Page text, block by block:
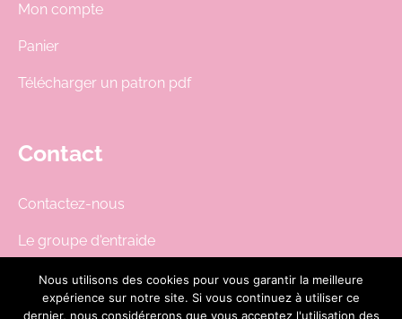
Mon compte
Panier
Télécharger un patron pdf
Contact
Contactez-nous
Le groupe d'entraide
Newsletter
boutique@dodynette.com
Nous utilisons des cookies pour vous garantir la meilleure
expérience sur notre site. Si vous continuez à utiliser ce
dernier, nous considérerons que vous acceptez l'utilisation des